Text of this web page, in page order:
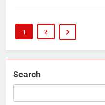
1 2
Search